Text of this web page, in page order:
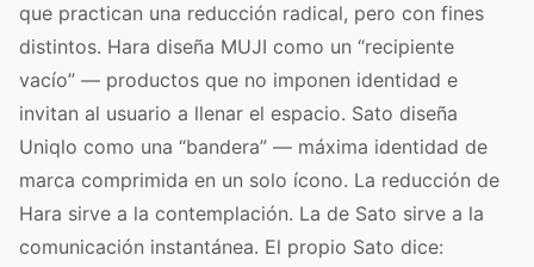
que practican una reducción radical, pero con fines
distintos. Hara diseña MUJI como un “recipiente
vacío” — productos que no imponen identidad e
invitan al usuario a llenar el espacio. Sato diseña
Uniqlo como una “bandera” — máxima identidad de
marca comprimida en un solo ícono. La reducción de
Hara sirve a la contemplación. La de Sato sirve a la
comunicación instantánea. El propio Sato dice: